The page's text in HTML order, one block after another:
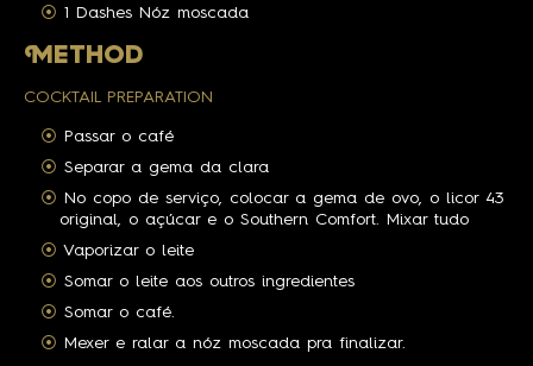
1 Dashes Nóz moscada
M ETHOD
COCKTAIL PREPARATION
Passar o café
Separar a gema da clara
No copo de serviço, colocar a gema de ovo, o licor 43
original, o açúcar e o Southern Comfort. Mixar tudo
Vaporizar o leite
Somar o leite aos outros ingredientes
Somar o café.
Mexer e ralar a nóz moscada pra finalizar.